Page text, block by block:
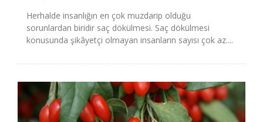
Herhalde insanlığın en çok muzdarip olduğu
sorunlardan biridir saç dökülmesi. Saç dökülmesi
konusunda şikâyetçi olmayan insanların sayısı çok az....